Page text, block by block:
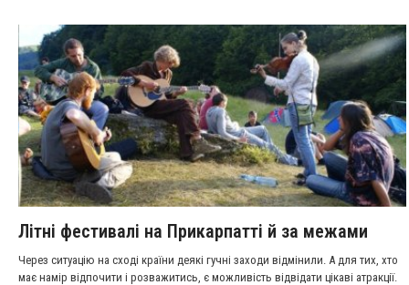
Літні фестивалі на Прикарпатті й за межами
Через ситуацію на сході країни деякі гучні заходи відмінили. А для тих, хто
має намір відпочити і розважитись, є можливість відвідати цікаві атракції.